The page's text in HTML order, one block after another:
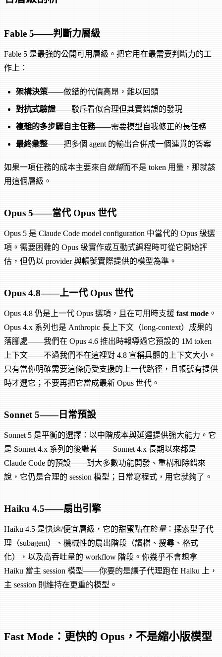
Fable 5——判斷力層級
Fable 5 是最強的公開可用層級。把它用在最需要判斷力的工
作上：
架構決策——做錯的代價高昂，難以回頭
對抗式驗證——駁斥看似合理但其實錯誤的發現
複雜的多步驟自主任務——需要模型自我修正的長任務
最終彙整——把多個 agent 的輸出合併成一個連貫的答案
如果一項任務的成本主要來自 做錯而不是 token 用量，那就該
用這個層級。
Opus 5——當代 Opus 世代
Opus 5 是 Claude Code model configuration 中當代的 Opus 級選
項。需要困難的 Opus 級實作或互動式編程時可從它開始評
估，但仍以 provider 與帳號實際提供的模型為準。
Opus 4.8——上一代 Opus 世代
Opus 4.8 仍是上一代 Opus 選項，且在可用時支援 fast mode 。
Opus 4.x 系列也是 Anthropic 長上下文（long-context）成果的
落腳處——我們在 Opus 4.6 推出時報導過它預設的 1M token
上下文——不過我們不在這裡對 4.8 宣稱具體的上下文大小。
只有當你明確需要這條仍受支援的上一代路徑，且帳號有提供
時才選它；不要再把它當成最新 Opus 世代。
Sonnet 5——日常預設
Sonnet 5 是平衡的選擇：以中階成本與延遲提供強大能力。它
是 Sonnet 4.x 系列的後繼者——Sonnet 4.x 長期以來都是
Claude Code 的預設——對大多數功能開發、重構和除錯來
說，它仍是合理的 session 模型；日常寫程式，用它就夠了。
Haiku 4.5——扇出引擎
Haiku 4.5 是快速/便宜層級，它的甜蜜點在於量：探索型子代
理（subagent）、機械性的扇出階段（讀檔、搜尋、格式
化），以及高吞吐量的 workflow 階段。你幾乎不會想拿
Haiku 當主 session 模型——你要的是讓子代理跑在 Haiku 上，
主 session 則維持在更重的模型。
Fast Mode：更快的 Opus，不是縮小版模型